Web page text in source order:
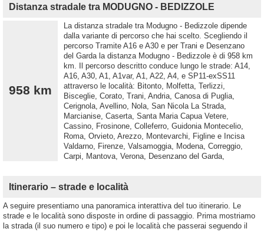
Distanza stradale tra MODUGNO - BEDIZZOLE
958 km
La distanza stradale tra Modugno - Bedizzole dipende
dalla variante di percorso che hai scelto. Scegliendo il
percorso Tramite A16 e A30 e per Trani e Desenzano
del Garda la distanza Modugno - Bedizzole è di 958 km
km. Il percorso descritto conduce lungo le strade: A14,
A16, A30, A1, A1var, A1, A22, A4, e SP11-exSS11
attraverso le località: Bitonto, Molfetta, Terlizzi,
Bisceglie, Corato, Trani, Andria, Canosa di Puglia,
Cerignola, Avellino, Nola, San Nicola La Strada,
Marcianise, Caserta, Santa Maria Capua Vetere,
Cassino, Frosinone, Colleferro, Guidonia Montecelio,
Roma, Orvieto, Arezzo, Montevarchi, Figline e Incisa
Valdarno, Firenze, Valsamoggia, Modena, Correggio,
Carpi, Mantova, Verona, Desenzano del Garda,
Itinerario – strade e località
A seguire presentiamo una panoramica interattiva del tuo itinerario. Le
strade e le località sono disposte in ordine di passaggio. Prima mostriamo
la strada (il suo numero e tipo) e poi le località che passerai seguendo il